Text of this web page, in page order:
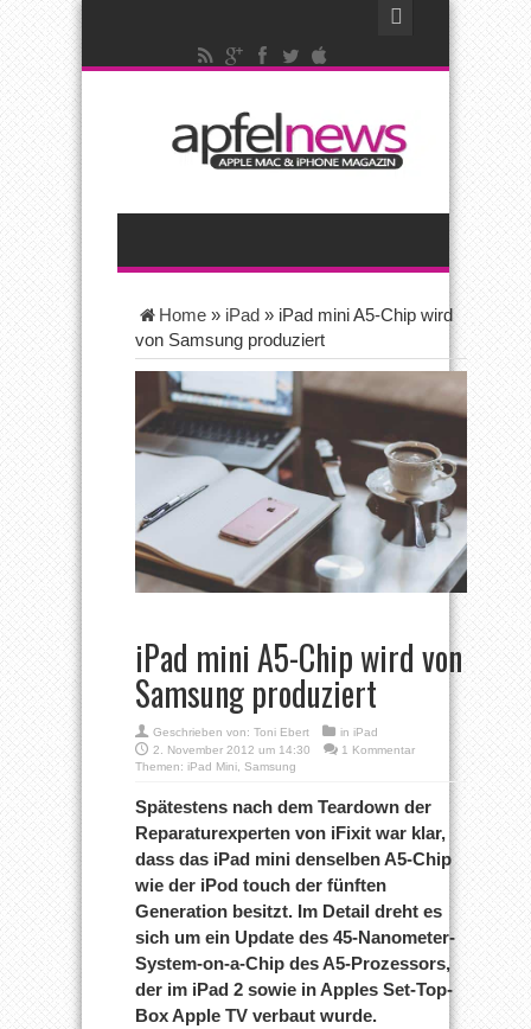
Home » iPad » iPad mini A5-Chip wird
von Samsung produziert
iPad mini A5-Chip wird von
Samsung produziert
Geschrieben von: Toni Ebert in iPad
2. November 2012 um 14:30
1 Kommentar
Themen: iPad Mini Samsung
Spätestens nach dem Teardown der
Reparaturexperten von iFixit war klar,
dass das iPad mini denselben A5-Chip
wie der iPod touch der fünften
Generation besitzt. Im Detail dreht es
sich um ein Update des 45-Nanometer-
System-on-a-Chip des A5-Prozessors,
der im iPad 2 sowie in Apples Set-Top-
Box Apple TV verbaut wurde.